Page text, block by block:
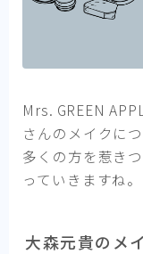
Mrs. GREEN
さんのメイクに
多くの方を惹き
っていきますね。
大森元貴のメ